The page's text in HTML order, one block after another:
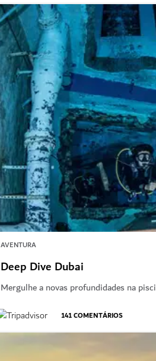
AVENTURA
Deep Dive Dubai
Mergulhe a novas profundidades na
141COMENTÁRIOS